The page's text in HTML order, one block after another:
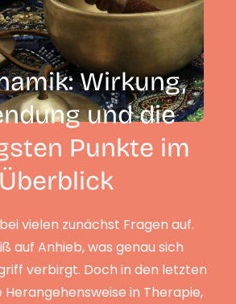
Wirkung,
und die
Punkte im
Überblick
vielen zunächst Fragen auf.
auf Anhieb, was genau sich
verbirgt. Doch in den letzten
in Therapie,